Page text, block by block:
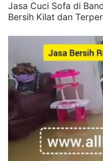
Jasa Cuci Sofa di
Bersih Kilat dan